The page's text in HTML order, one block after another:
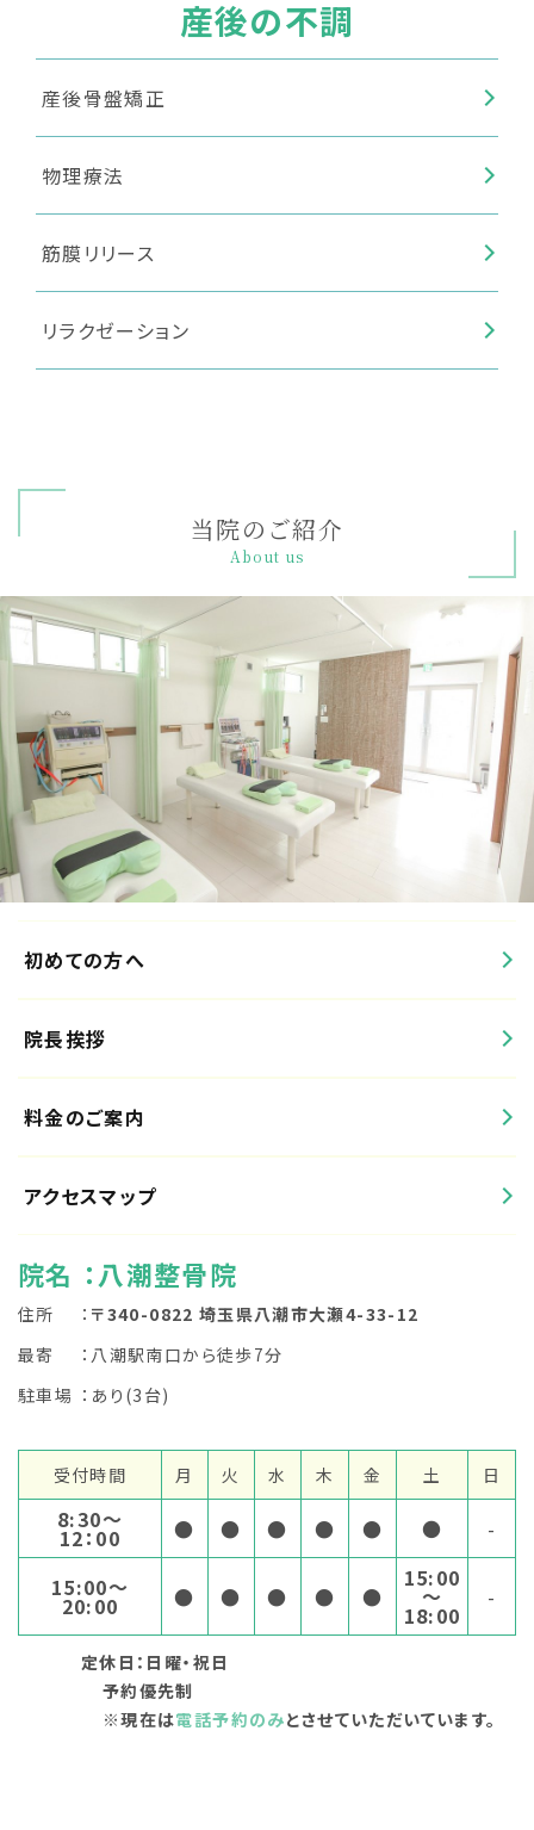
産後の不調
産後骨盤矯正
物理療法
筋膜リリース
リラクゼーション
当院のご紹介
About us
初めての方へ
院長挨拶
料金のご案内
アクセスマップ
院名 ：八潮整骨院
住所 ： 〒340-0822 埼玉県八潮市大瀬4-33-12
最寄
：八潮駅南口から徒歩7分
駐車場 ：あり(3台)
受付時間 月 火 水 木 金 土 日
8:30〜
12：00 ● ● ● ● ● ● -
15:00〜
20:00 ● ● ● ● ●
15:00
～
18:00
-
定休日：日曜・祝日
予約優先制
※現在は電話予約のみとさせていただいています。